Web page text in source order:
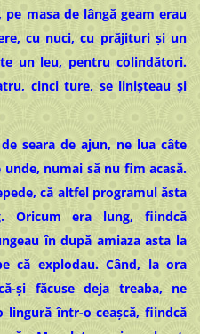
masa de lângă geam erau
cu nuci, cu prăjituri și un
un leu, pentru colindători.
cinci ture, se linișteau și
seara de ajun, ne lua câte
numai să nu fim acasă.
că altfel programul ăsta
era lung, fiindcă
în după amiaza asta la
că explodau. Când, la ora
și făcuse deja treaba, ne
lingură într-o ceașcă, fiindcă